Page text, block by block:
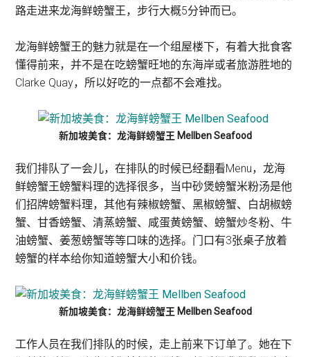
路走进来龙海鲜螃蟹王，步行大概5分钟而已。
龙海鲜螃蟹王的魅力就是在一个组屋楼下，有着大批食客
懂得前来，并不是在吃螃蟹旺地的东海岸或者旅游胜地的
Clarke Quay，所以好吃的一点都不会难找。
新加坡美食：龙海鲜螃蟹王 Mellben Seafood
我们排队了一会儿，在排队的时候已经翻看Menu，龙海
鲜螃蟹王螃蟹料理的选择很多，当中砂煲螃蟹米粉汤是他
们招牌螃蟹料理，其他有辣椒螃蟹、黑椒螃蟹、白胡椒螃
蟹、甘香螃蟹、清蒸螃蟹、咸蛋黄螃蟹、螃蟹炒冬粉、牛
油螃蟹、姜葱螃蟹等等口味的选择。门口有3张桌子放着
螃蟹的样本给你知道螃蟹大小和价钱。
新加坡美食：龙海鲜螃蟹王 Mellben Seafood
工作人员在我们排队的时候，走上前来下订单了。她在下